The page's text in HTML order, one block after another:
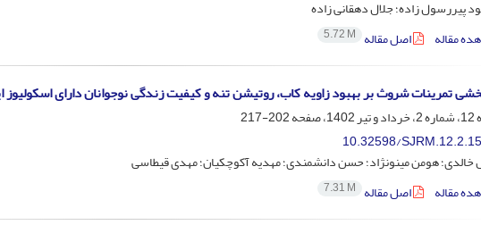
پیررسول زاده؛ جلال دهقانی زاده
مقاله
اصل مقاله 5.72 M
تمرینات شروث بر بهبود زاویه کاب، روتیشن تنه و کیفیت زندگی نوجوانان دارای
صفحه
202-217
10.32598/SJRM.12.2.15
هومن مینونژاد؛ حسن دانشمندی؛ مهدیه آکوچکیان؛ مهدی قیطاسی
مقاله
اصل مقاله 7.31 M